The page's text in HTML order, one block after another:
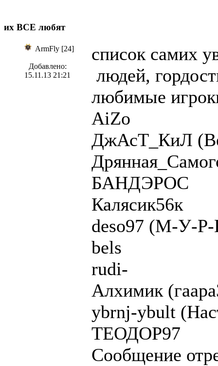
их ВСЕ любят
ArmFly [24]
Добавлено:
15.11.13 21:21
список самих
людей,
любимые
AiZo
ДжАсТ_КиЛ
БАНДЭРОС
Калясик56к
deso97 (М-У-
bels
rudi-
Алхимик
ybrnj-ybult
ТЕОДОР97
Сообщение